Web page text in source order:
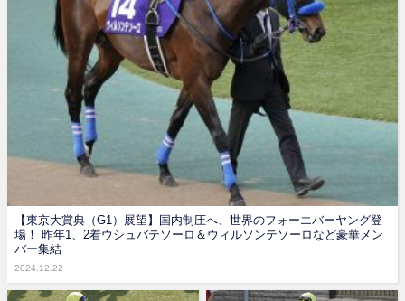
【東京大賞典（G1）展望】国内制圧へ、世界のフォーエバーヤング登
場！ 昨年1、2着ウシュバテソーロ＆ウィルソンテソーロなど豪華メン
バー集結
2024.12.22